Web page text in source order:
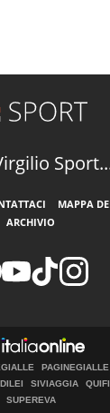
MAPPA
ARCHIVIO
DILEI SIVIAGGIA
SUPEREVA